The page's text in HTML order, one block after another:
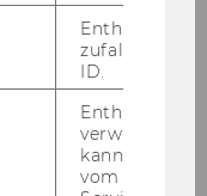
Schorkopf
Enthält eine
ID.
Enthält ein
verwendet
kann, um
vom AMP-